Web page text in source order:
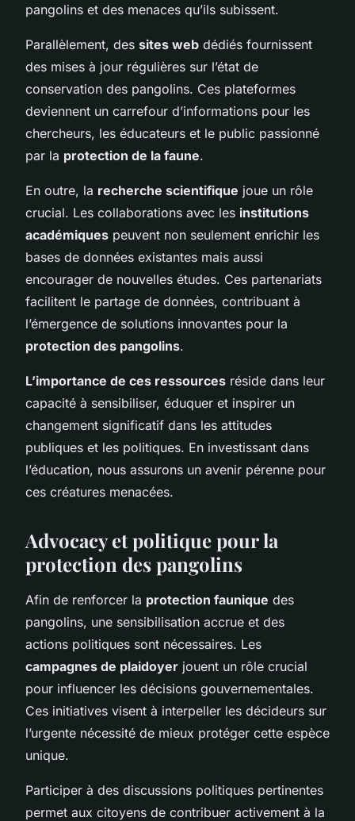
pangolins et des menaces qu’ils subissent.
Parallèlement, des sites web dédiés fournissent
des mises à jour régulières sur l’état de
conservation des pangolins. Ces plateformes
deviennent un carrefour d’informations pour les
chercheurs, les éducateurs et le public passionné
par la protection de la faune.
En outre, la recherche scientifique joue un rôle
crucial. Les collaborations avec les institutions
académiques peuvent non seulement enrichir les
bases de données existantes mais aussi
encourager de nouvelles études. Ces partenariats
facilitent le partage de données, contribuant à
l’émergence de solutions innovantes pour la
protection des pangolins.
L’importance de ces ressources réside dans leur
capacité à sensibiliser, éduquer et inspirer un
changement significatif dans les attitudes
publiques et les politiques. En investissant dans
l’éducation, nous assurons un avenir pérenne pour
ces créatures menacées.
Advocacy et politique pour la
protection des pangolins
Afin de renforcer la protection faunique des
pangolins, une sensibilisation accrue et des
actions politiques sont nécessaires. Les
campagnes de plaidoyer jouent un rôle crucial
pour influencer les décisions gouvernementales.
Ces initiatives visent à interpeller les décideurs sur
l’urgente nécessité de mieux protéger cette espèce
unique.
Participer à des discussions politiques pertinentes
permet aux citoyens de contribuer activement à la